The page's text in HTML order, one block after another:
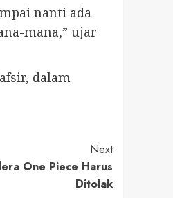
nanti ada
mana,” ujar
dalam
Next
One Piece Harus
Ditolak